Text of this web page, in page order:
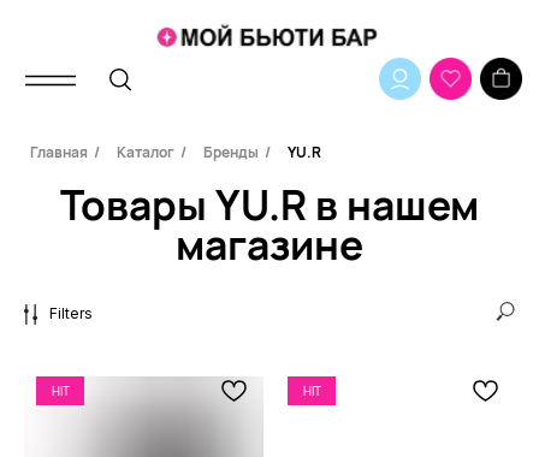
Главная / Каталог / Бренды / YU.R
Товары YU.R в нашем
магазине
Filters
HIT HIT